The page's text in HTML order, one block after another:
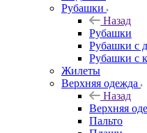
Рубашки
Назад
Рубашки
Рубашки с
Рубашки с
Жилеты
Верхняя одежда
Назад
Верхняя
Пальто